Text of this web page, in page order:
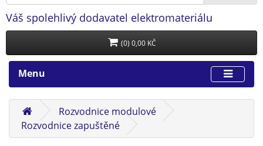
Váš spolehlivý dodavatel elektromateriálu
(0) 0,00 KČ
Menu
Rozvodnice modulové
Rozvodnice zapuštěné